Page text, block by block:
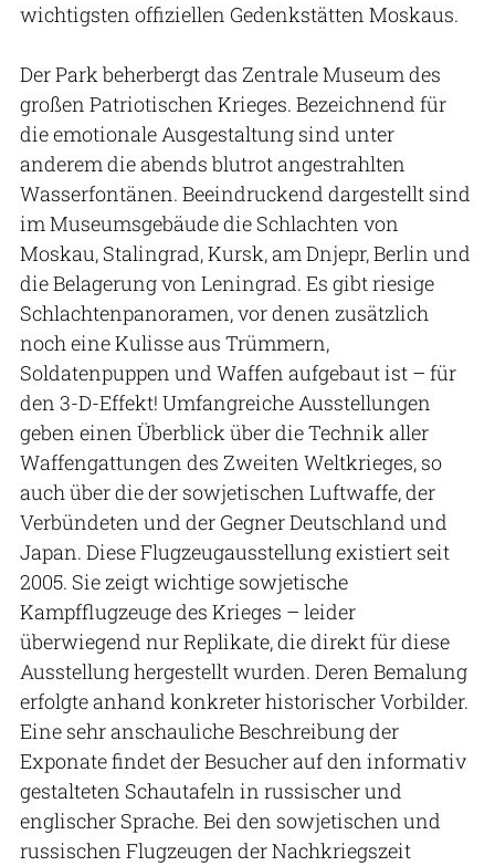
wichtigsten offiziellen Gedenkstätten Moskaus.
Der Park beherbergt das Zentrale Museum des
großen Patriotischen Krieges. Bezeichnend für
die emotionale Ausgestaltung sind unter
anderem die abends blutrot angestrahlten
Wasserfontänen. Beeindruckend dargestellt sind
im Museumsgebäude die Schlachten von
Moskau, Stalingrad, Kursk, am Dnjepr, Berlin und
die Belagerung von Leningrad. Es gibt riesige
Schlachtenpanoramen, vor denen zusätzlich
noch eine Kulisse aus Trümmern,
Soldatenpuppen und Waffen aufgebaut ist – für
den 3-D-Effekt! Umfangreiche Ausstellungen
geben einen Überblick über die Technik aller
Waffengattungen des Zweiten Weltkrieges, so
auch über die der sowjetischen Luftwaffe, der
Verbündeten und der Gegner Deutschland und
Japan. Diese Flugzeugausstellung existiert seit
2005. Sie zeigt wichtige sowjetische
Kampfflugzeuge des Krieges – leider
überwiegend nur Replikate, die direkt für diese
Ausstellung hergestellt wurden. Deren Bemalung
erfolgte anhand konkreter historischer Vorbilder.
Eine sehr anschauliche Beschreibung der
Exponate findet der Besucher auf den informativ
gestalteten Schautafeln in russischer und
englischer Sprache. Bei den sowjetischen und
russischen Flugzeugen der Nachkriegszeit